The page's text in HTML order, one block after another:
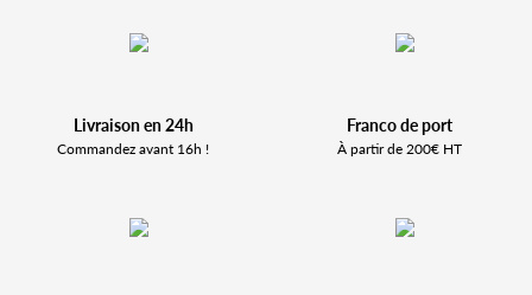
Livraison en 24h
Commandez avant 16h !
Franco de port
À partir de 200€ HT